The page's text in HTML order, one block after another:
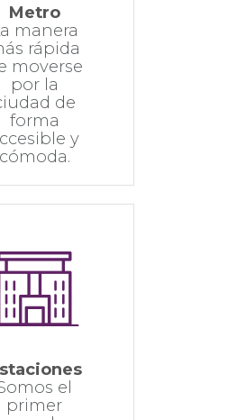
Metro
manera
rápida
moverse
por la
de
forma
y
cómoda.
el
primer